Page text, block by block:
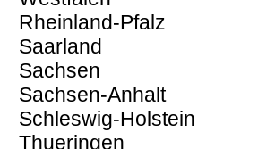
Rheinland-Pfalz
Saarland
Sachsen
Sachsen-Anhalt
Schleswig-Holstein
Thueringen